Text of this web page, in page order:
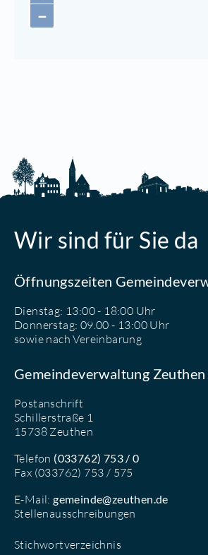
−
Wir sind für Sie da
Öffnungszeiten
Dienstag: 13:00 - 18:00 Uhr
Donnerstag: 09.00 - 13:00 Uhr
sowie nach Vereinbarung
Gemeindeverwaltung Zeuthen
Postanschrift
Schillerstraße 1
15738 Zeuthen
Telefon (033762) 753 / 0
Fax (033762) 753 / 575
E-Mail:gemeinde@zeuthen.de
Stellenausschreibungen
Stichwortverzeichnis